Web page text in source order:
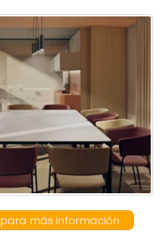
más información